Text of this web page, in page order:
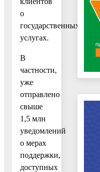
о
государственных
услугах.
В
частности,
уже
отправлено
свыше
1,5 млн
уведомлений
о мерах
поддержки,
доступных